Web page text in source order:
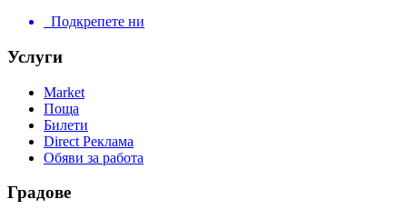
Подкрепете ни
Услуги
Market
Поща
Билети
Direct Реклама
Обяви за работа
Градове